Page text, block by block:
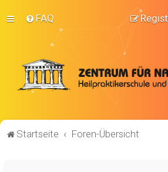
FAQ
Startseite Foren-Übersicht